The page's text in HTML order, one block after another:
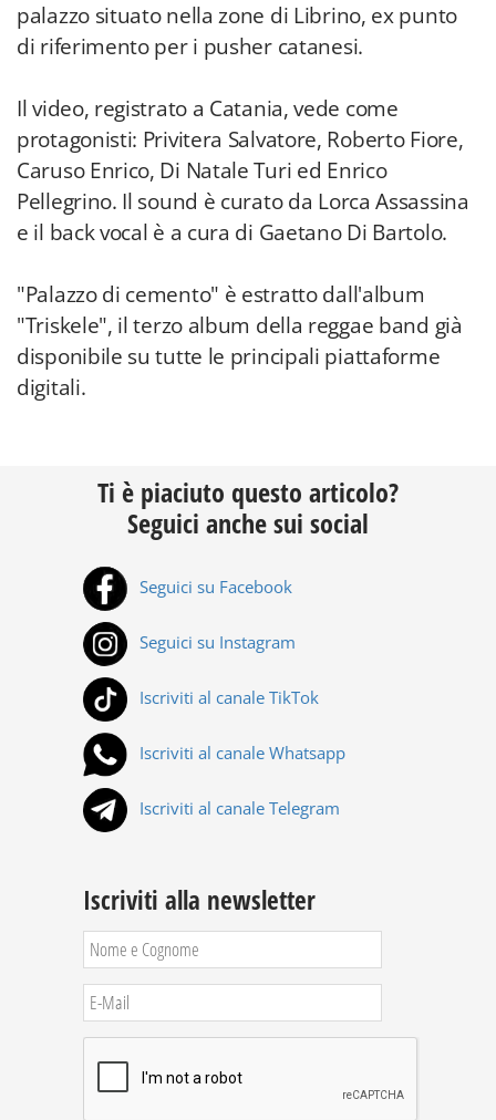
palazzo situato nella zone di Librino, ex punto
di riferimento per i pusher catanesi.
Il video, registrato a Catania, vede come
protagonisti: Privitera Salvatore, Roberto Fiore,
Caruso Enrico, Di Natale Turi ed Enrico
Pellegrino. Il sound è curato da Lorca Assassina
e il back vocal è a cura di Gaetano Di Bartolo.
"Palazzo di cemento" è estratto dall'album
"Triskele", il terzo album della reggae band già
disponibile su tutte le principali piattaforme
digitali.
Ti è piaciuto questo articolo?
Seguici anche sui social
Seguici su Facebook
Seguici su Instagram
Iscriviti al canale TikTok
Iscriviti al canale Whatsapp
Iscriviti al canale Telegram
Iscriviti alla newsletter